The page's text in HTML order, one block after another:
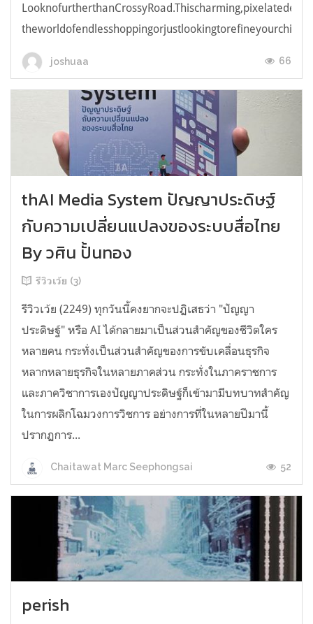
joshuaa 66
thAI Media System ปัญญาประดิษฐ์
กับความเปลี่ยนแปลงของระบบสื่อไทย
By วศิน ปั้นทอง
รีวิวเว้ย (3)
รีวิวเว้ย (2249) ทุกวันนี้คงยากจะปฏิเสธว่า "ปัญญา
ประดิษฐ์" หรือ AI ได้กลายมาเป็นส่วนสำคัญของชีวิตใคร
หลายคน กระทั่งเป็นส่วนสำคัญของการขับเคลื่อนธุรกิจ
หลากหลายธุรกิจในหลายภาคส่วน กระทั่งในภาคราชการ
และภาควิชาการเองปัญญาประดิษฐ์ก็เข้ามามีบทบาทสำคัญ
ในการผลิกโฉมวงการวิชการ อย่างการที่ในหลายปีมานี้
ปรากฏการ...
Chaitawat Marc Seephongsai 52
perish